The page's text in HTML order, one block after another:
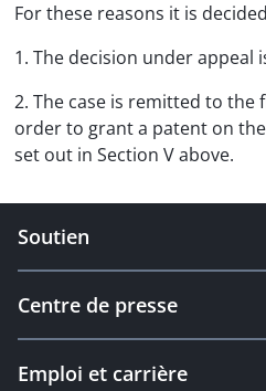
For these reasons it is
1. The decision under appeal
2. The case is remitted to
order to grant a patent on
set out in Section V above.
Soutien
Centre de presse
Emploi et carrière